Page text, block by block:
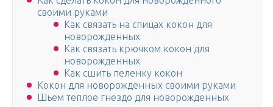
своими руками
Как связать на спицах кокон для
новорожденных
Как связать крючком кокон для
новорожденных
Как сшить пеленку кокон
Кокон для новорожденных своими руками
Шьем теплое гнездо для новорожденных